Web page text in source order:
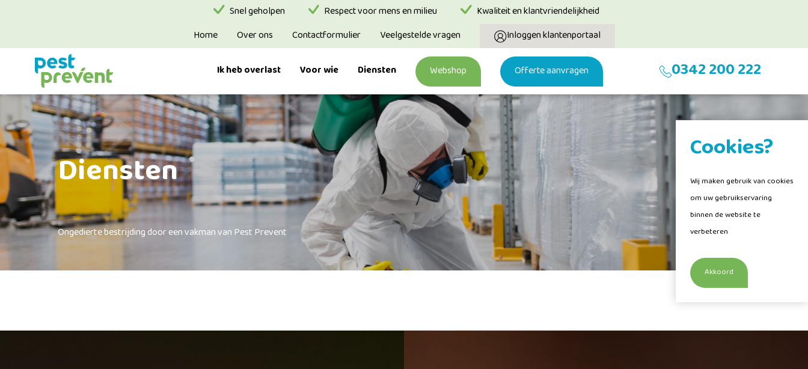
Snel geholpen Respect voor mens en milieu
Kwaliteit en klantvriendelijkheid
Home
Over ons Contactformulier Veelgestelde vragen
Inloggen klantenportaal
Ik heb overlast
Voor wie Diensten Webshop Offerte aanvragen 0342 200 222
Diensten
Ongedierte bestrijding door een vakman van Pest Prevent
Cookies?
Wij maken gebruik van cookies
om uw gebruikservaring
binnen de website te
verbeteren
Akkoord